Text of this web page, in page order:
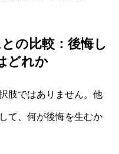
の比較：後悔し
どれか
肢ではありません。他
て、何が後悔を生むか